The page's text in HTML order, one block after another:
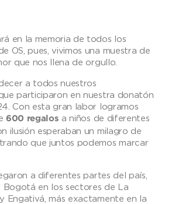
en la memoria de todos los
OS, pues, vivimos una muestra de
que nos llena de orgullo.
a todos nuestros
participaron en nuestra donatón
Con esta gran labor logramos
600 regalos a niños de diferentes
ilusión esperaban un milagro de
que juntos podemos marcar
a diferentes partes del país,
Bogotá en los sectores de La
Engativá, más exactamente en la